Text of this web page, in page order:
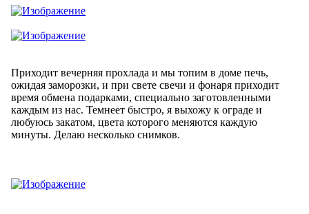
Приходит вечерняя прохлада и мы топим в доме печь,
ожидая заморозки, и при свете свечи и фонаря приходит
время обмена подарками, специально заготовленными
каждым из нас. Темнеет быстро, я выхожу к ограде и
любуюсь закатом, цвета которого меняются каждую
минуты. Делаю несколько снимков.